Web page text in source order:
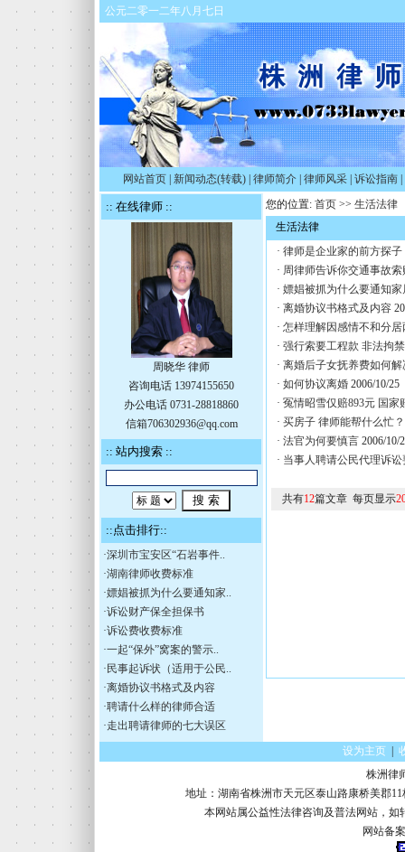
公元二零一二年八月七日
网站首页 新闻动态(转载) 律师简介 律师风采 诉讼指南
:: 在线律师 ::
周晓华 律师
咨询电话 13974155650
办公电话 0731-28818860
信箱706302936@qq.com
:: 站内搜索 ::
::点击排行::
·深圳市宝安区“石岩事件..
·湖南律师收费标准
·嫖娼被抓为什么要通知家..
·诉讼财产保全担保书
·诉讼费收费标准
·一起“保外”窝案的警示..
· 民事起诉状（适用于公民..
·离婚协议书格式及内容
·聘请什么样的律师合适
·走出聘请律师的七大误区
您的位置: 首页 >> 生活法律
生活法律
· 律师是企业家的前方探子
· 周律师告诉你交通事故
· 嫖娼被抓为什么要通知家
· 离婚协议书格式及内容
· 怎样理解因感情不和分居
· 强行索要工程款 非法拘
· 离婚后子女抚养费如何解
· 如何协议离婚 2006/10/25
· 冤情昭雪仅赔893元 国
· 买房子 律师能帮什么忙
· 法官为何要慎言 2006/10/
· 当事人聘请公民代理诉讼
共有12篇文章 每页显示
设为主页
株洲律
地址：湖南省株洲市天元区泰山路康桥美郡11
本网站属公益性法律咨询及普法网站，
网站备